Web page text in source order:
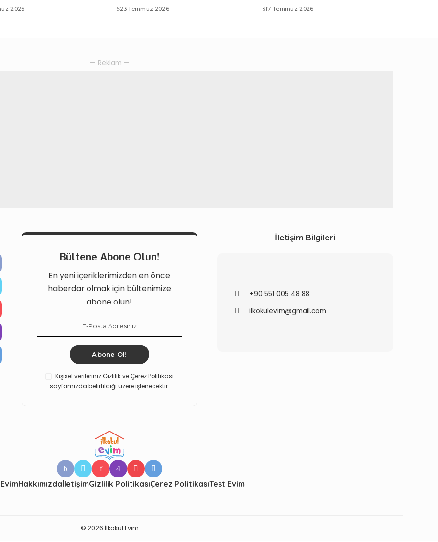
2026 23 Temmuz 2026 17 Temmuz 2026
— Reklam —
Bültene Abone Olun!
En yeni içeriklerimizden en önce
haberdar olmak için bültenimize
abone olun!
Abone Ol!
Kişisel verileriniz Gizlilik ve Çerez Politikası
sayfamızda belirtildiği üzere işlenecektir.
İletişim Bilgileri
+90 551 005 48 88
ilkokulevim@gmail.com
HakkımızdaİletişimGizlilik PolitikasıÇerez PolitikasıTest Evim
© 2026 İlkokul Evim